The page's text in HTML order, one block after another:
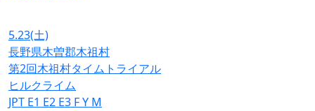
5.23(土)
長野県木曽郡木祖村
第2回木祖村タイムトライアル
ヒルクライム
JPT E1 E2 E3 FY M